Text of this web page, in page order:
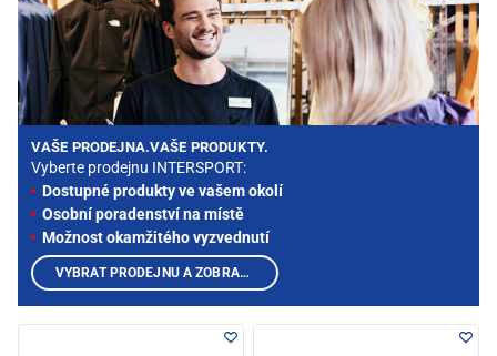
VAŠE PRODEJNA.VAŠE PRODUKTY.
Vyberte prodejnu INTERSPORT:
Dostupné produkty ve vašem okolí
Osobní poradenství na místě
Možnost okamžitého vyzvednutí
VYBRAT PRODEJNU A ZOBRAZIT PRODUKTY